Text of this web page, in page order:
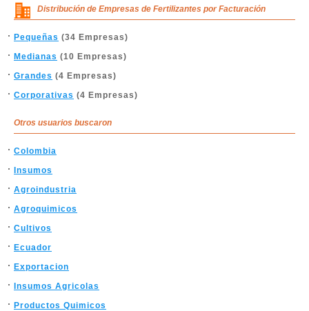
Distribución de Empresas de Fertilizantes por Facturación
Pequeñas (34 Empresas)
Medianas (10 Empresas)
Grandes (4 Empresas)
Corporativas (4 Empresas)
Otros usuarios buscaron
Colombia
Insumos
Agroindustria
Agroquimicos
Cultivos
Ecuador
Exportacion
Insumos Agricolas
Productos Quimicos